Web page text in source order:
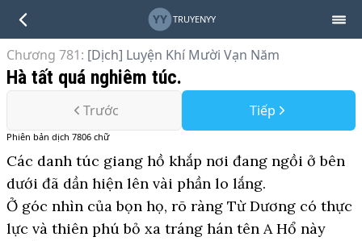
YY TRUYENYY
Chương 781: [Dịch] Luyện Khí Mười Vạn Năm
Hà tất quá nghiêm túc.
Trước Tiếp
Phiên bản dịch 7806 chữ
Các danh túc giang hồ khắp nơi đang ngồi ở bên
dưới đã dần hiện lên vài phần lo lắng.
Ở góc nhìn của bọn họ, rõ ràng Từ Dương có thực
lực và thiên phú bỏ xa tráng hán tên A Hổ này